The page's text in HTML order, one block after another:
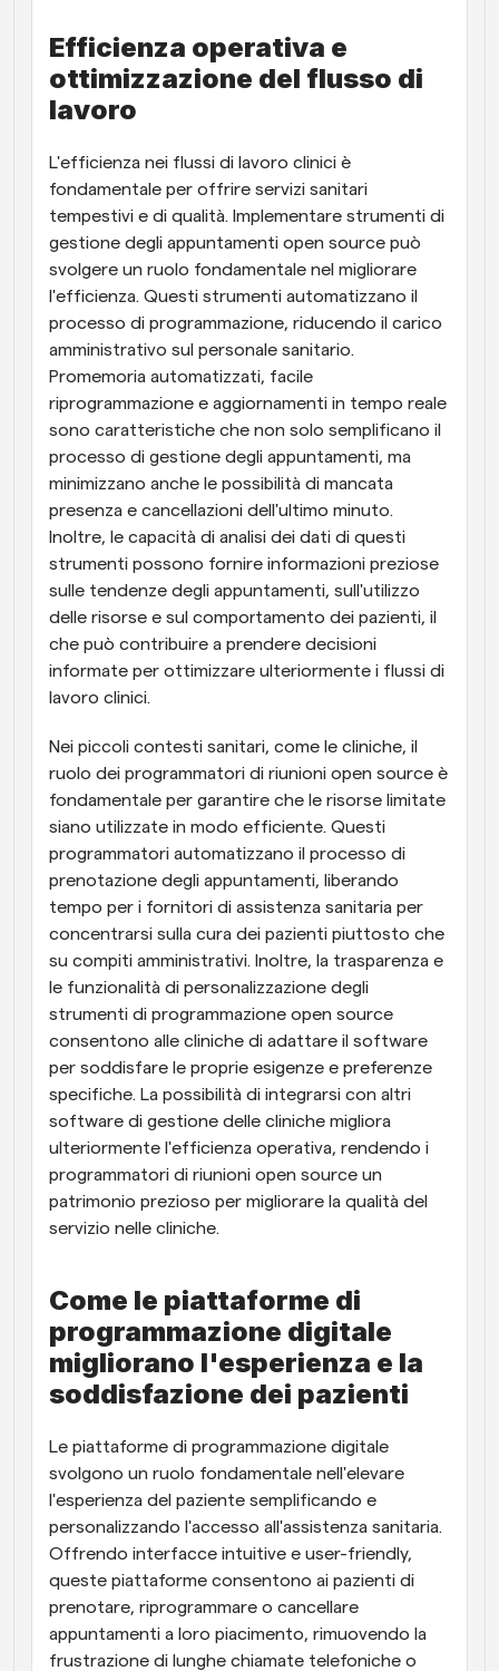
Efficienza operativa e
ottimizzazione del flusso di
lavoro
L'efficienza nei flussi di lavoro clinici è
fondamentale per offrire servizi sanitari
tempestivi e di qualità. Implementare strumenti di
gestione degli appuntamenti open source può
svolgere un ruolo fondamentale nel migliorare
l'efficienza. Questi strumenti automatizzano il
processo di programmazione, riducendo il carico
amministrativo sul personale sanitario.
Promemoria automatizzati, facile
riprogrammazione e aggiornamenti in tempo reale
sono caratteristiche che non solo semplificano il
processo di gestione degli appuntamenti, ma
minimizzano anche le possibilità di mancata
presenza e cancellazioni dell'ultimo minuto.
Inoltre, le capacità di analisi dei dati di questi
strumenti possono fornire informazioni preziose
sulle tendenze degli appuntamenti, sull'utilizzo
delle risorse e sul comportamento dei pazienti, il
che può contribuire a prendere decisioni
informate per ottimizzare ulteriormente i flussi di
lavoro clinici.
Nei piccoli contesti sanitari, come le cliniche, il
ruolo dei programmatori di riunioni open source è
fondamentale per garantire che le risorse limitate
siano utilizzate in modo efficiente. Questi
programmatori automatizzano il processo di
prenotazione degli appuntamenti, liberando
tempo per i fornitori di assistenza sanitaria per
concentrarsi sulla cura dei pazienti piuttosto che
su compiti amministrativi. Inoltre, la trasparenza e
le funzionalità di personalizzazione degli
strumenti di programmazione open source
consentono alle cliniche di adattare il software
per soddisfare le proprie esigenze e preferenze
specifiche. La possibilità di integrarsi con altri
software di gestione delle cliniche migliora
ulteriormente l'efficienza operativa, rendendo i
programmatori di riunioni open source un
patrimonio prezioso per migliorare la qualità del
servizio nelle cliniche.
Come le piattaforme di
programmazione digitale
migliorano l'esperienza e la
soddisfazione dei pazienti
Le piattaforme di programmazione digitale
svolgono un ruolo fondamentale nell'elevare
l'esperienza del paziente semplificando e
personalizzando l'accesso all'assistenza sanitaria.
Offrendo interfacce intuitive e user-friendly,
queste piattaforme consentono ai pazienti di
prenotare, riprogrammare o cancellare
appuntamenti a loro piacimento, rimuovendo la
frustrazione di lunghe chiamate telefoniche o